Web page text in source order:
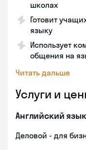
школах
Готовит
языку
Использует
общения на
Читать дальше
Услуги и
Английский язык
Деловой - для